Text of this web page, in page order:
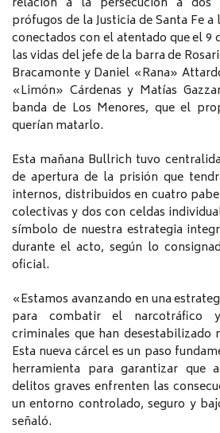
prófugos de la Justicia de Santa Fe
conectados con el atentado que el 9
las vidas del jefe de la barra de
Bracamonte y Daniel «Rana»
«Limón» Cárdenas y Matías
banda de Los Menores, que el
querían matarlo.
Esta mañana Bullrich tuvo
de apertura de la prisión que
internos, distribuidos en cuatro
colectivas y dos con celdas
símbolo de nuestra estrategia
durante el acto, según lo
oficial.
«Estamos avanzando en una
para combatir el narcotráfico
criminales que han desestabilizado
Esta nueva cárcel es un paso
herramienta para garantizar que
delitos graves enfrenten las
un entorno controlado, seguro y
señaló.